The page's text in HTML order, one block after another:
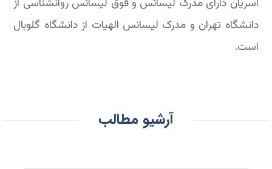
آسریان دارای مدرک لیسانس و فوق لیسانس روانشناسی از
دانشگاه تهران و مدرک لیسانس الهیات از دانشگاه گلوبال
است.
آرشیو مطالب